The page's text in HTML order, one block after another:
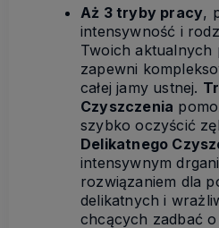
Aż 3 tryby pracy,
intensywność i
Twoich aktualnych
zapewni
całej jamy ustnej.
Czyszczenia
szybko oczyścić
Delikatnego
intensywnym
rozwiązaniem dla
delikatnych i
chcących zadbać o